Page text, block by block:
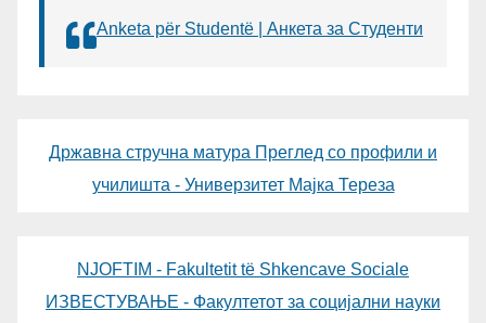
Anketa për Studentë | Анкета за Студенти
Државна стручна матура Преглед со профили и
училишта - Универзитет Мајка Тереза
NJOFTIM - Fakultetit të Shkencave Sociale
ИЗВЕСТУВАЊЕ - Факултетот за социјални науки